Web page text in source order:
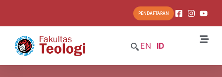
PENDAFTARAN
EN ID